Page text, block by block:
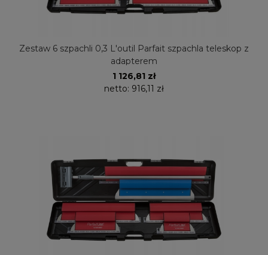
Zestaw 6 szpachli 0,3 L'outil Parfait szpachla teleskop z
adapterem
1 126,81 zł
netto: 916,11 zł